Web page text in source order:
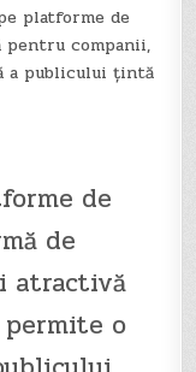
platforme de
pentru companii,
a publicului țintă
de
de
atractivă
o